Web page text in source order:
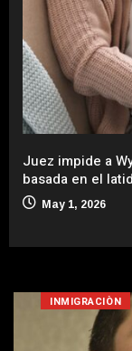
Juez impide a
basada en el
May 1, 2026
INMIGRACIÒN